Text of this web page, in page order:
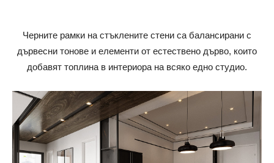
Черните рамки на стъклените стени са балансирани с
дървесни тонове и елементи от естествено дърво, които
добавят топлина в интериора на всяко едно студио.